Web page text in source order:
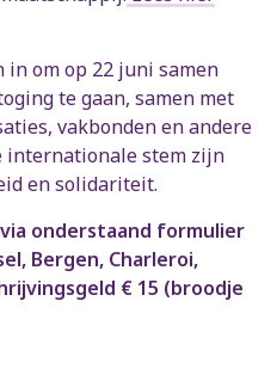
in om op 22 juni samen
te gaan, samen met
vakbonden en andere
internationale stem zijn
en solidariteit.
onderstaand formulier
Bergen, Charleroi,
€ 15 (broodje